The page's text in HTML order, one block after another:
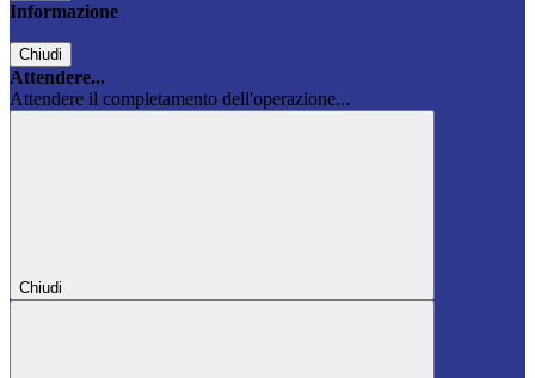
Informazione
Chiudi
Attendere...
Attendere il completamento dell'operazione...
Chiudi